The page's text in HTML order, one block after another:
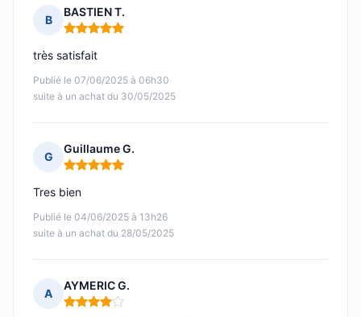
B
BASTIEN T.
Note : 5 sur 5
Publié le 07/06/2025 à 06h30
suite à un achat du 30/05/2025
très satisfait
G
Guillaume G.
Note : 5 sur 5
Publié le 04/06/2025 à 13h26
suite à un achat du 28/05/2025
Tres bien
A
AYMERIC G.
Note : 4 sur 5